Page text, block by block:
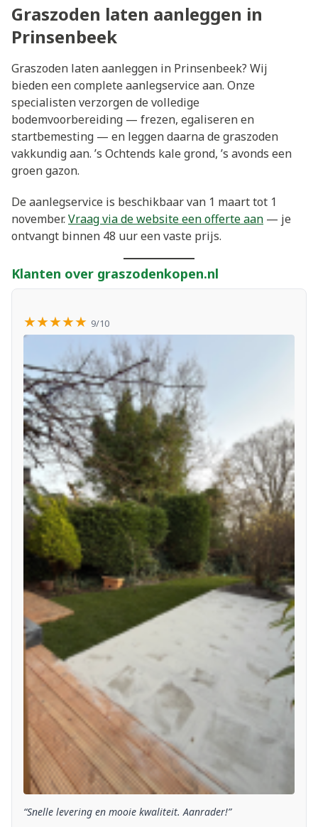
Graszoden laten aanleggen in
Prinsenbeek
Graszoden laten aanleggen in Prinsenbeek? Wij
bieden een complete aanlegservice aan. Onze
specialisten verzorgen de volledige
bodemvoorbereiding — frezen, egaliseren en
startbemesting — en leggen daarna de graszoden
vakkundig aan. ’s Ochtends kale grond, ’s avonds een
groen gazon.
De aanlegservice is beschikbaar van 1 maart tot 1
november.Vraag via de website een offerte aan — je
ontvangt binnen 48 uur een vaste prijs.
Klanten over graszodenkopen.nl
★★★★★ 9/10
“Snelle levering en mooie kwaliteit. Aanrader!”